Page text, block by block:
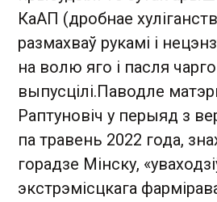
КаАП (дробнае
размахваў рукамі і
на волю яго і пасля
выпусцілі.Паводле
Раптуновіч у перыяд з
па травень 2022 года,
горадзе Мінску,
экстрэмісцкага